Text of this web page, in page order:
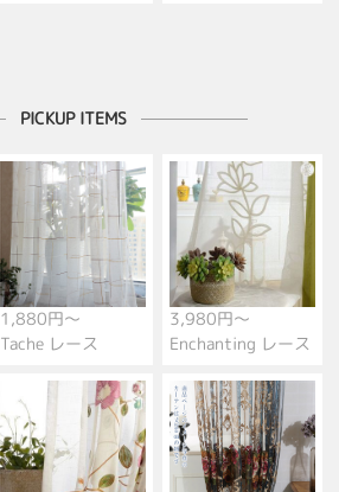
PICKUP ITEMS
1,880円～
Tache レース
3,980円～
Enchanting レース